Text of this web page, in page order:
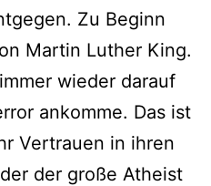
Zu Beginn
Martin Luther King.
wieder darauf
ankomme. Das ist
Vertrauen in ihren
der große Atheist